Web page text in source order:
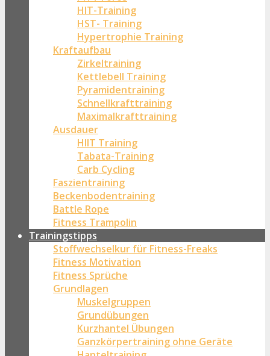
HIT-Training
HST- Training
Hypertrophie Training
Kraftaufbau
Zirkeltraining
Kettlebell Training
Pyramidentraining
Schnellkrafttraining
Maximalkrafttraining
Ausdauer
HIIT Training
Tabata-Training
Carb Cycling
Faszientraining
Beckenbodentraining
Battle Rope
Fitness Trampolin
Trainingstipps
Stoffwechselkur für Fitness-Freaks
Fitness Motivation
Fitness Sprüche
Grundlagen
Muskelgruppen
Grundübungen
Kurzhantel Übungen
Ganzkörpertraining ohne Geräte